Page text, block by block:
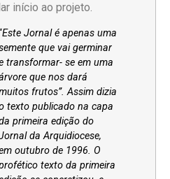
início ao projeto.
Este Jornal é apenas uma
que vai germinar
transformar- se em uma
que nos dará
frutos”. Assim dizia
texto publicado na capa
primeira edição do
da Arquidiocese,
outubro de 1996. O
texto da primeira